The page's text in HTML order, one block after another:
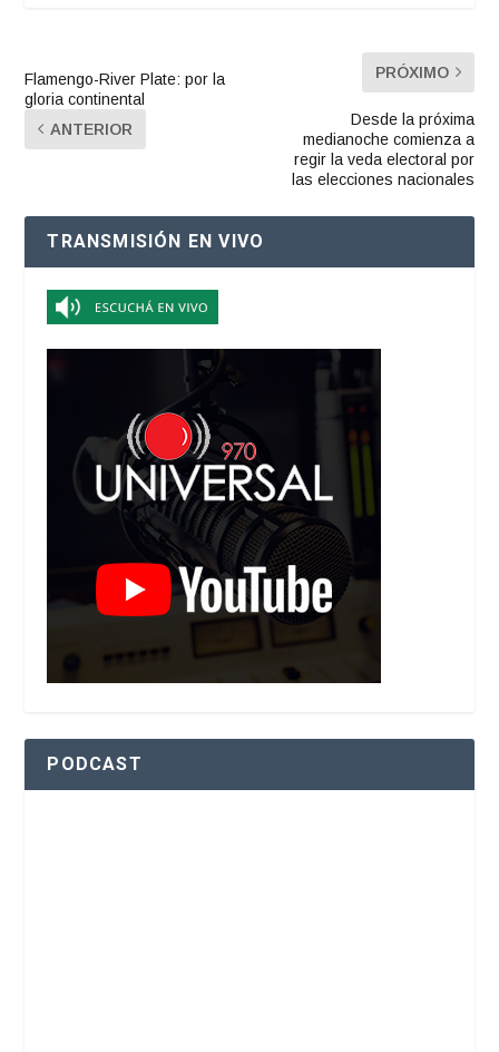
Flamengo-River Plate: por la
gloria continental
ANTERIOR
PRÓXIMO
Desde la próxima
medianoche comienza a
regir la veda electoral por
las elecciones nacionales
TRANSMISIÓN EN VIVO
PODCAST